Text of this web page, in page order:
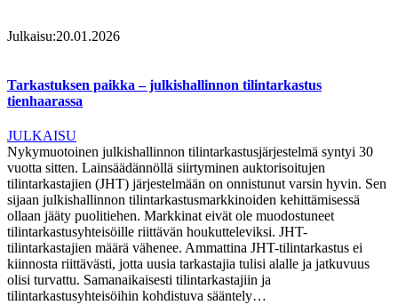
Julkaisu:20.01.2026
Tarkastuksen paikka – julkishallinnon tilintarkastus
tienhaarassa
JULKAISU
Nykymuotoinen julkishallinnon tilintarkastusjärjestelmä syntyi 30
vuotta sitten. Lainsäädännöllä siirtyminen auktorisoitujen
tilintarkastajien (JHT) järjestelmään on onnistunut varsin hyvin. Sen
sijaan julkishallinnon tilintarkastusmarkkinoiden kehittämisessä
ollaan jääty puolitiehen. Markkinat eivät ole muodostuneet
tilintarkastusyhteisöille riittävän houkutteleviksi. JHT-
tilintarkastajien määrä vähenee. Ammattina JHT-tilintarkastus ei
kiinnosta riittävästi, jotta uusia tarkastajia tulisi alalle ja jatkuvuus
olisi turvattu. Samanaikaisesti tilintarkastajiin ja
tilintarkastusyhteisöihin kohdistuva sääntely…